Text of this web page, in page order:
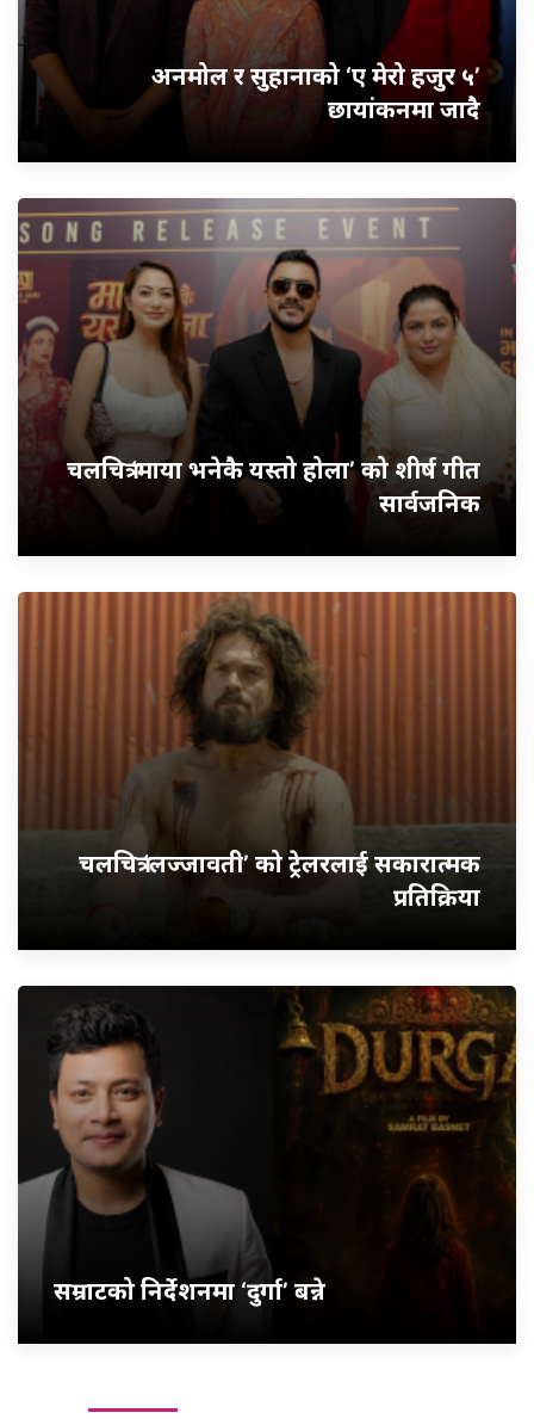
अनमोल र सुहानाको ‘ए मेरो हजुर ५’
छायांकनमा जादै
चलचित्र ‘माया भनेकै यस्तो होला’ को शीर्ष गीत
सार्वजनिक
चलचित्र ‘लज्जावती’ को ट्रेलरलाई सकारात्मक
प्रतिक्रिया
सम्राटको निर्देशनमा ‘दुर्गा’ बन्ने